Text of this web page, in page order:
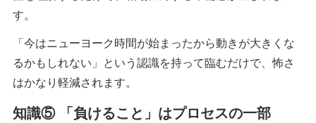
す。
「今はニューヨーク時間が始まったから動きが大きくな
るかもしれない」という認識を持って臨むだけで、怖さ
はかなり軽減されます。
知識⑤ 「負けること」はプロセスの一部